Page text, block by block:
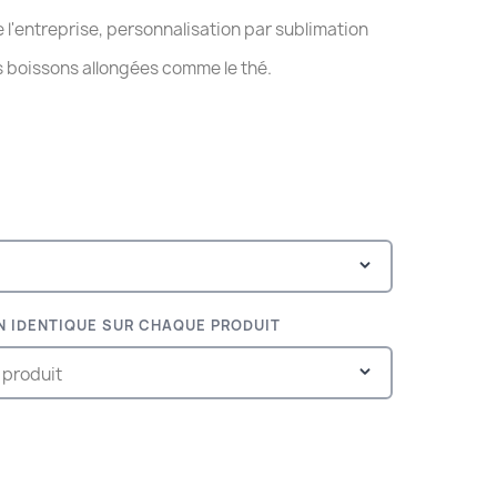
l'entreprise, personnalisation par sublimation
allongées comme le thé.
SUR CHAQUE PRODUIT